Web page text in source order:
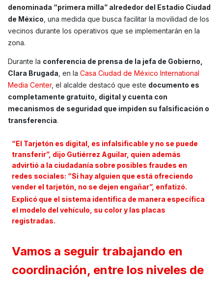
denominada “primera milla” alrededor del Estadio Ciudad
de México , una medida que busca facilitar la movilidad de los
vecinos durante los operativos que se implementarán en la
zona.
Durante la conferencia de prensa de la jefa de Gobierno,
Clara Brugada , en la Casa Ciudad de México International
Media Center, el alcalde destacó que este documento es
completamente gratuito, digital y cuenta con
mecanismos de seguridad que impiden su falsificación o
transferencia.
“El Tarjetón es digital, es infalsificable y no se puede
transferir”, dijo Gutiérrez Aguilar, quien además
advirtió a la ciudadanía sobre posibles fraudes en
redes sociales: “Si hay alguien que está ofreciendo
vender el tarjetón, no se dejen engañar”, enfatizó.
Explicó que el sistema identifica de manera específica
el modelo del vehículo, su color y las placas
registradas.
Vamos a seguir trabajando en
coordinación, entre los niveles de